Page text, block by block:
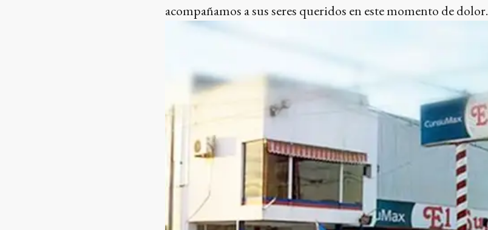
acompañamos a sus seres queridos en este momento de dolor.